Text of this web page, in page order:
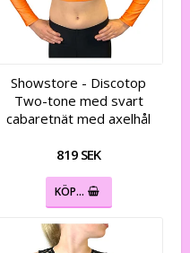
Showstore - Discotop
Two-tone med svart
cabaretnät med axelhål
819 SEK
KÖP…